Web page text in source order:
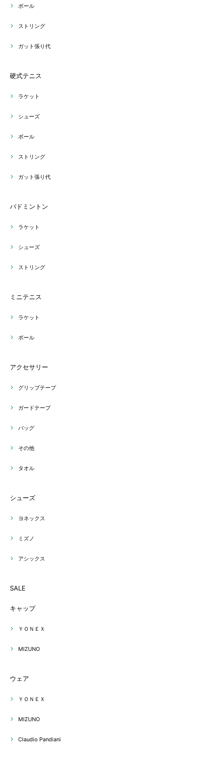
ボール
ストリング
ガット張り代
硬式テニス
ラケット
シューズ
ボール
ストリング
ガット張り代
バドミントン
ラケット
シューズ
ストリング
ミニテニス
ラケット
ボール
アクセサリー
グリップテープ
ガードテープ
バッグ
その他
タオル
シューズ
ヨネックス
ミズノ
アシックス
SALE
キャップ
ＹＯＮＥＸ
MIZUNO
ウェア
ＹＯＮＥＸ
MIZUNO
Claudio Pandiani